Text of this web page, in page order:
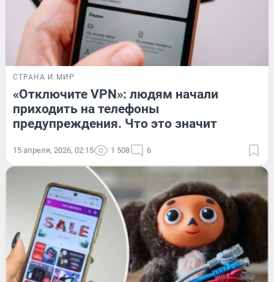
СТРАНА И МИР
«Отключите VPN»: людям начали
приходить на телефоны
предупреждения. Что это значит
15 апреля, 2026, 02:15 1 508 6